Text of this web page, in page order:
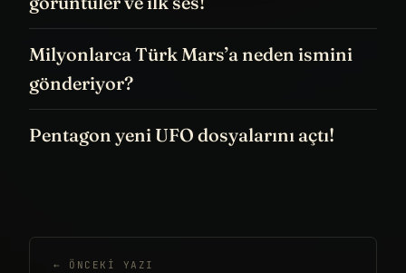
Milyonlarca Türk Mars’a neden ismini
gönderiyor?
Pentagon yeni UFO dosyalarını açtı!
← ÖNCEKI YAZI